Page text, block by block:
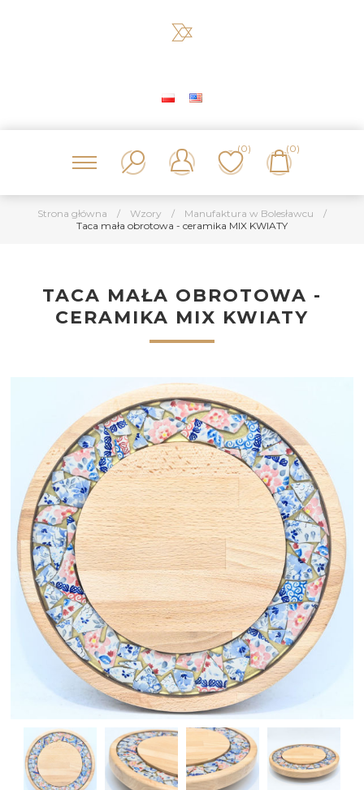
(0) (0)
Strona główna / Wzory / Manufaktura w Bolesławcu
/
Taca mała obrotowa - ceramika MIX KWIATY
TACA MAŁA OBROTOWA -
CERAMIKA MIX KWIATY